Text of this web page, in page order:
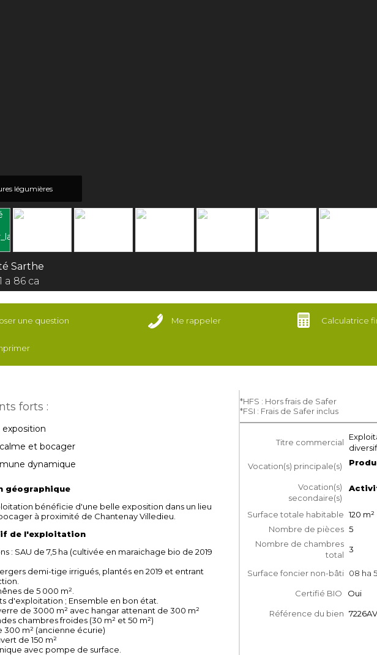
légumières
Sarthe
a 86 ca
une question Me rappeler Calculatrice
forts :
exposition
et bocager
dynamique
géographique
bénéficie d'une belle exposition dans un lieu
à proximité de Chantenay Villedieu.
de l'exploitation
: SAU de 7,5 ha (cultivée en maraichage bio de 2019
demi-tige irrigués, plantés en 2019 et entrant
de 5 000 m².
d'exploitation ; Ensemble en bon état.
de 3000 m² avec hangar attenant de 300 m²
chambres froides (30 m² et 50 m²)
300 m² (ancienne écurie)
de 150 m²
avec pompe de surface.
*HFS : Hors frais de Safer
*FSI : Frais de Safer inclus
Titre commercial
Vocation(s) principale(s)
Vocation(s)
secondaire(s)
Surface totale habitable 120 m²
Nombre de pièces 5
Nombre de chambres
total
3
Surface foncier non-bâti 08 ha
Certifié BIO Oui
Référence du bien